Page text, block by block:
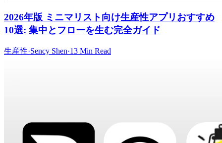
2026年版 ミニマリスト向け生産性アプリおすすめ
10選: 集中とフローを生む完全ガイド
生産性·Sency Shen·13 Min Read